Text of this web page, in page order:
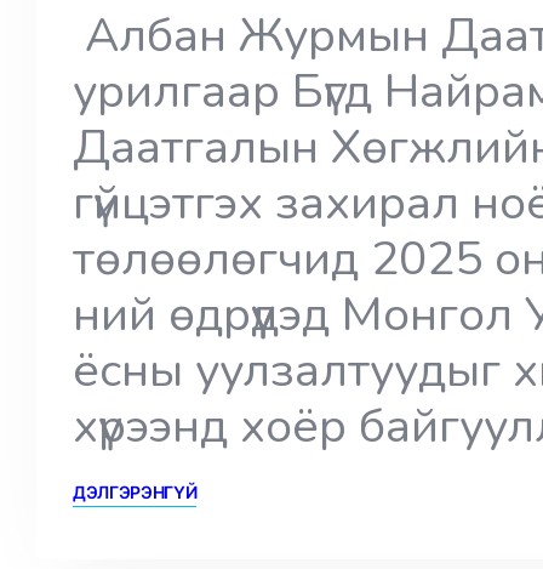
Албан Журмын
урилгаар Бүгд
Даатгалын
гүйцэтгэх захирал
төлөөлөгчид 2025
ний өдрүүдэд
ёсны уулзалтуудыг
хүрээнд хоёр
ДЭЛГЭРЭНГҮЙ